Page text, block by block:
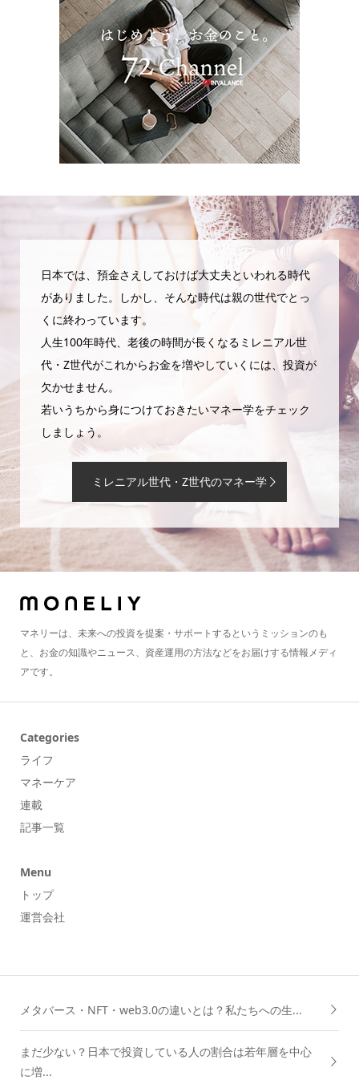
日本では、預金さえしておけば大丈夫といわれる時代
がありました。しかし、そんな時代は親の世代でとっ
くに終わっています。
人生100年時代、老後の時間が長くなるミレニアル世
代・Z世代がこれからお金を増やしていくには、投資が
欠かせません。
若いうちから身につけておきたいマネー学をチェック
しましょう。
ミレニアル世代・Z世代のマネー学
マネリーは、未来への投資を提案・サポートするというミッションのも
と、お金の知識やニュース、資産運用の方法などをお届けする情報メディ
アです。
Categories
ライフ
マネーケア
連載
記事一覧
Menu
トップ
運営会社
メタバース・NFT・web3.0の違いとは？私たちへの生...
まだ少ない？日本で投資している人の割合は若年層を中心
に増...